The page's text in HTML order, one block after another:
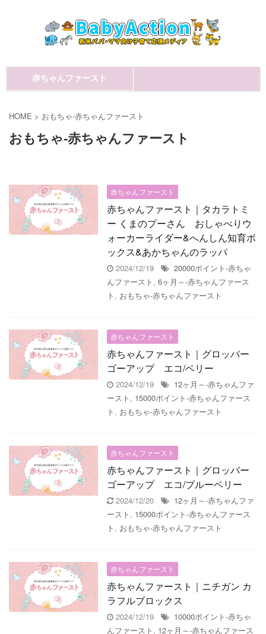
赤ちゃんファースト
HOME > おもちゃ-赤ちゃんファースト
おもちゃ-赤ちゃんファースト
赤ちゃんファースト
赤ちゃんファースト｜タカラトミ
ー くまのプーさん おしゃべりウ
ォーカーライダー&へんしん知育ボ
ックス&あかちゃんのラッパ
2024/12/19
20000ポイント-赤ちゃ
んファースト , 6ヶ月～-赤ちゃんファース
ト , おもちゃ-赤ちゃんファースト
赤ちゃんファースト
赤ちゃんファースト｜グロッバー
ゴーアップ エコ/ベリー
2024/12/19
12ヶ月～-赤ちゃんファ
ースト , 15000ポイント-赤ちゃんファース
ト , おもちゃ-赤ちゃんファースト
赤ちゃんファースト
赤ちゃんファースト｜グロッバー
ゴーアップ エコ/ブルーベリー
2024/12/20
12ヶ月～-赤ちゃんファ
ースト , 15000ポイント-赤ちゃんファース
ト , おもちゃ-赤ちゃんファースト
赤ちゃんファースト
赤ちゃんファースト｜ニチガン カ
ラフルブロックス
2024/12/19
10000ポイント-赤ちゃ
んファースト , 12ヶ月～-赤ちゃんファース